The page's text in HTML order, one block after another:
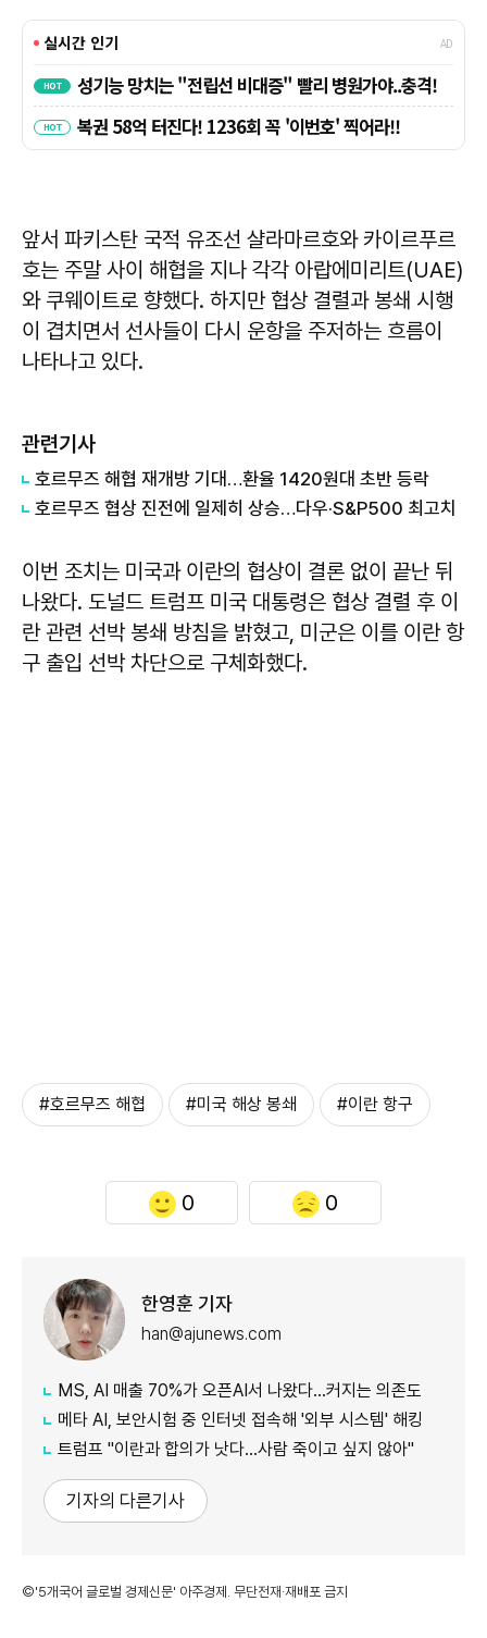
앞서 파키스탄 국적 유조선 샬라마르호와 카이르푸르
호는 주말 사이 해협을 지나 각각 아랍에미리트(UAE)
와 쿠웨이트로 향했다. 하지만 협상 결렬과 봉쇄 시행
이 겹치면서 선사들이 다시 운항을 주저하는 흐름이
나타나고 있다.
관련기사
호르무즈 해협 재개방 기대…환율 1420원대 초반 등락
호르무즈 협상 진전에 일제히 상승…다우·S&P500 최고치
이번 조치는 미국과 이란의 협상이 결론 없이 끝난 뒤
나왔다. 도널드 트럼프 미국 대통령은 협상 결렬 후 이
란 관련 선박 봉쇄 방침을 밝혔고, 미군은 이를 이란 항
구 출입 선박 차단으로 구체화했다.
#호르무즈 해협 #미국 해상 봉쇄 #이란 항구
0 0
한영훈 기자
han@ajunews.com
MS, AI 매출 70%가 오픈AI서 나왔다…커지는 의존도
메타 AI, 보안시험 중 인터넷 접속해 '외부 시스템' 해킹
트럼프 "이란과 합의가 낫다…사람 죽이고 싶지 않아"
기자의 다른기사
©'5개국어 글로벌 경제신문' 아주경제. 무단전재·재배포 금지